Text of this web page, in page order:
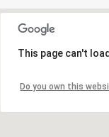
This page can't
Do you own this